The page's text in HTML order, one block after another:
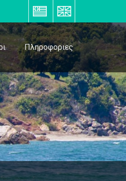
ΕΛ EN
Πληροφοριες